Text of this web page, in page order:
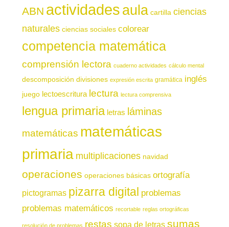
ABN actividadesaula cartilla ciencias
naturales ciencias sociales colorear
competencia matemática
comprensión lectora cuaderno actividades cálculo mental
descomposición divisiones expresión escrita gramática inglés
juego lectoescritura lectura lectura comprensiva
lengua primaria letras láminas
matemáticas matemáticas
primaria multiplicaciones navidad
operaciones operaciones básicas ortografía
pictogramas pizarra digital problemas
problemas matemáticos recortable reglas ortográficas
resolución de problemas restas sopa de letras sumas